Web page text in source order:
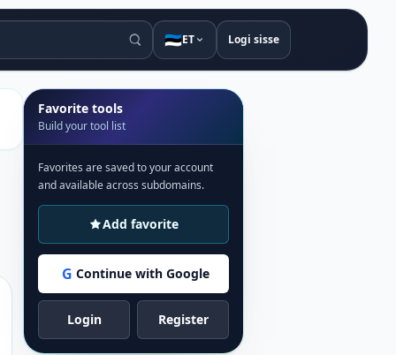
🇪🇪ET Logi sisse
Favorite tools
Build your tool list
Favorites are saved to your account
and available across subdomains.
Add favorite
G Continue with Google
Login Register